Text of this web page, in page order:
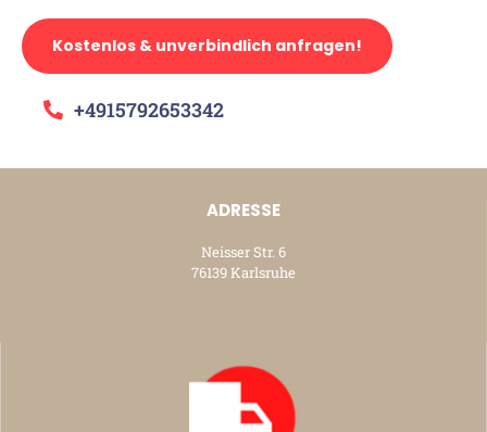
Kostenlos & unverbindlich anfragen!
+4915792653342
ADRESSE
Neisser Str. 6
76139 Karlsruhe